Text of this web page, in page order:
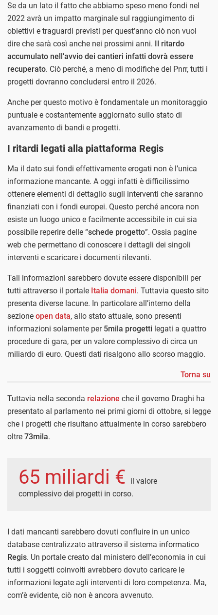
Se da un lato il fatto che abbiamo speso meno fondi nel
2022 avrà un impatto marginale sul raggiungimento di
obiettivi e traguardi previsti per quest’anno ciò non vuol
dire che sarà così anche nei prossimi anni. Il ritardo
accumulato nell’avvio dei cantieri infatti dovrà essere
recuperato. Ciò perché, a meno di modifiche del Pnrr, tutti i
progetti dovranno concludersi entro il 2026.
Anche per questo motivo è fondamentale un monitoraggio
puntuale e costantemente aggiornato sullo stato di
avanzamento di bandi e progetti.
I ritardi legati alla piattaforma Regis
Ma il dato sui fondi effettivamente erogati non è l’unica
informazione mancante. A oggi infatti è difficilissimo
ottenere elementi di dettaglio sugli interventi che saranno
finanziati con i fondi europei. Questo perché ancora non
esiste un luogo unico e facilmente accessibile in cui sia
possibile reperire delle “schede progetto”. Ossia pagine
web che permettano di conoscere i dettagli dei singoli
interventi e scaricare i documenti rilevanti.
Tali informazioni sarebbero dovute essere disponibili per
tutti attraverso il portale Italia domani. Tuttavia questo sito
presenta diverse lacune. In particolare all’interno della
sezione open data, allo stato attuale, sono presenti
informazioni solamente per 5mila progetti legati a quattro
procedure di gara, per un valore complessivo di circa un
miliardo di euro. Questi dati risalgono allo scorso maggio.
Torna su
Tuttavia nella seconda relazione che il governo Draghi ha
presentato al parlamento nei primi giorni di ottobre, si legge
che i progetti che risultano attualmente in corso sarebbero
oltre 73mila.
65 miliardi €
il valore
complessivo dei progetti in corso.
I dati mancanti sarebbero dovuti confluire in un unico
database centralizzato attraverso il sistema informatico
Regis. Un portale creato dal ministero dell’economia in cui
tutti i soggetti coinvolti avrebbero dovuto caricare le
informazioni legate agli interventi di loro competenza. Ma,
com’è evidente, ciò non è ancora avvenuto.